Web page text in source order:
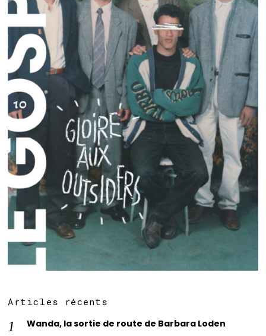
Articles récents
Wanda, la sortie de route de Barbara Loden